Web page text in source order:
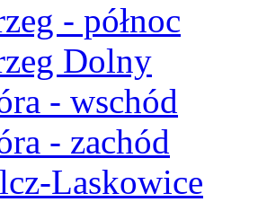
- północ
Dolny
- wschód
- zachód
Laskowice